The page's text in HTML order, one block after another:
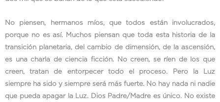
No piensen, hermanos míos, que todos están involucrados,
porque no es así. Muchos piensan que toda esta historia de la
transición planetaria, del cambio de dimensión, de la ascensión,
es una charla de ciencia ficción. No creen, se ríen de los que
creen, tratan de entorpecer todo el proceso. Pero la Luz
siempre ha sido y siempre será más fuerte. No hay nada ni nadie
que pueda apagar la Luz. Dios Padre/Madre es único. No existe